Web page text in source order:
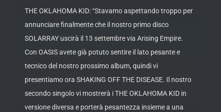
THE OKLAHOMA KID: “Stavamo aspettando troppo per
annunciare finalmente che il nostro primo disco
SOLARRAY uscirà il 13 settembre via Arising Empire.
Con OASIS avete già potuto sentire il lato pesante e
tecnico del nostro prossimo album, quindi vi
presentiamo ora SHAKING OFF THE DISEASE. Il nostro
secondo singolo vi mostrerà i THE OKLAHOMA KID in
versione diversa e porterà pesantezza insieme a una